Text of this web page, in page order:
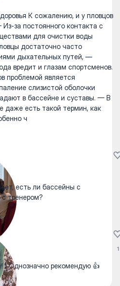
К сожалению, и у пловцов
за постоянного контакта с
для очистки воды
достаточно часто
дыхательных путей, —
вредит и глазам спортсменов.
проблемой является
слизистой оболочки
в бассейне и суставы. — В
даже есть такой термин, как
ч
есть ли бассейны с
тренером?
) Однозначно рекомендую 👍
1